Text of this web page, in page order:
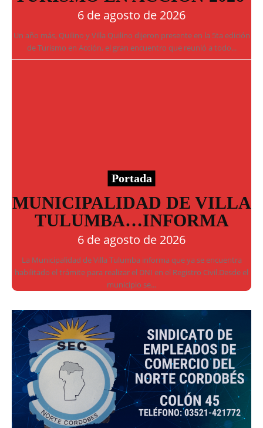
6 de agosto de 2026
Un año más, Quilino y Villa Quilino dijeron presente en la 5ta edición
de Turismo en Acción, el gran encuentro que reunió a todo...
Portada
MUNICIPALIDAD DE VILLA
TULUMBA…INFORMA
6 de agosto de 2026
La Municipalidad de Villa Tulumba informa que ya se encuentra
habilitado el trámite para realizar el DNI en el Registro Civil.Desde el
municipio se...